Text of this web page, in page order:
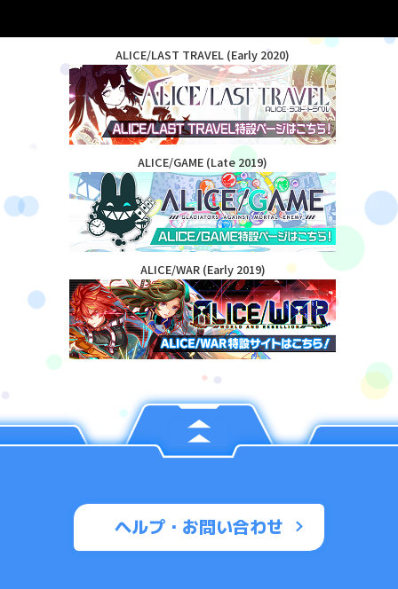
ALICE/LAST TRAVEL (Early 2020)
ALICE/GAME (Late 2019)
ALICE/WAR (Early 2019)
ヘルプ・お問い合わせ